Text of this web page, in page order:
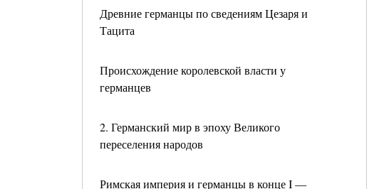
Древние германцы по сведениям Цезаря и
Тацита
Происхождение королевской власти у
германцев
2. Германский мир в эпоху Великого
переселения народов
Римская империя и германцы в конце I —